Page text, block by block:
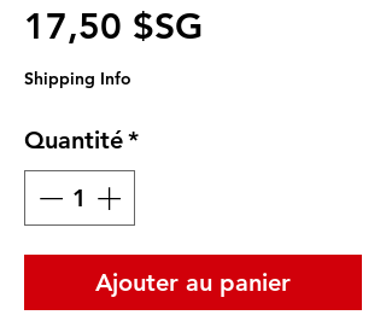
17,50 $SG
Shipping Info
Quantité*
Ajouter au panier